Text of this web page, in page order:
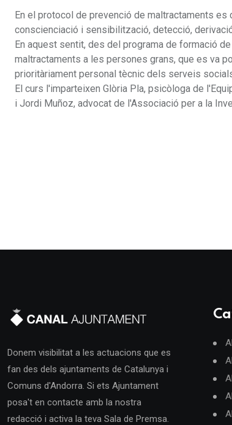
En el protocol de prevenció de maltractaments
conscienciació i sensibilització, detecció,
En aquest sentit, des del programa de formació
maltractaments a les persones grans, que es va
prioritàriament personal tècnic dels serveis
El curs l'imparteixen Glòria Pla, psicòloga de
i Jordi Muñoz, advocat de l'Associació per a la
Donem visibilitat a les actuacions que es
fan des dels ajuntaments de Catalunya i
Comuns d'Andorra. Si ets Ajuntament
posa't en contacte amb la nostra
redacció i activa la teva Sala de Premsa.